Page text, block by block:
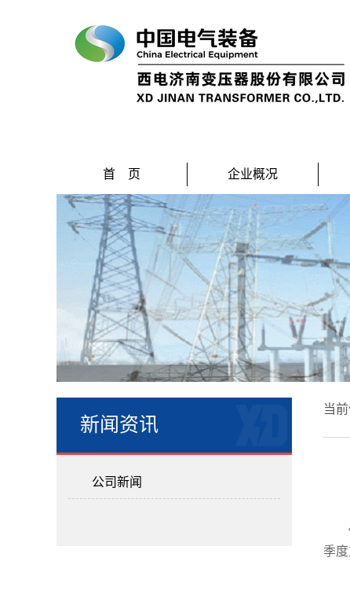
首 页 企业概况
新闻资讯
公司新闻
当
季